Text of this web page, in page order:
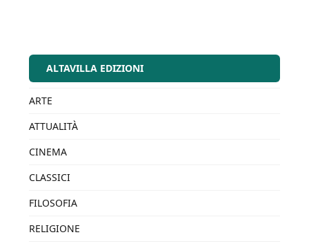
ALTAVILLA EDIZIONI
ARTE
ATTUALITÀ
CINEMA
CLASSICI
FILOSOFIA
RELIGIONE